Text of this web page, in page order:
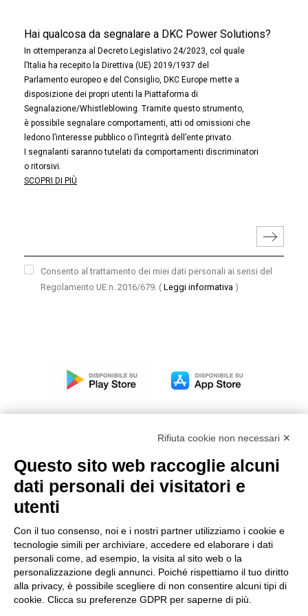
Hai qualcosa da segnalare a DKC Power Solutions?
In ottemperanza al Decreto Legislativo 24/2023, col quale
l’Italia ha recepito la Direttiva (UE) 2019/1937 del
Parlamento europeo e del Consiglio, DKC Europe mette a
disposizione dei propri utenti la Piattaforma di
Segnalazione/Whistleblowing. Tramite questo strumento,
è possibile segnalare comportamenti, atti od omissioni che
ledono l’interesse pubblico o l’integrità dell’ente privato.
I segnalanti saranno tutelati da comportamenti discriminatori
o ritorsivi.
SCOPRI DI PIÙ
Consento al trattamento dei miei dati personali ai sensi del
Regolamento UE n. 2016/679. ( Leggi informativa )
Modello organizzativo, gestione e controllo – D. lgs.
231/2001
Condizioni generali di vendita DKC Power Solutions
Condizioni generali di acquisto
Codice etico
Rifiuta cookie non necessari ✕
Questo sito web raccoglie alcuni
dati personali dei visitatori e
utenti
Con il tuo consenso, noi e i nostri partner utilizziamo i cookie e
tecnologie simili per archiviare, accedere ed elaborare i dati
personali come, ad esempio, la visita al sito web o la
personalizzazione degli annunci. Poiché rispettiamo il tuo diritto
alla privacy, è possibile scegliere di non consentire alcuni tipi di
cookie. Clicca su preferenze GDPR per saperne di più.